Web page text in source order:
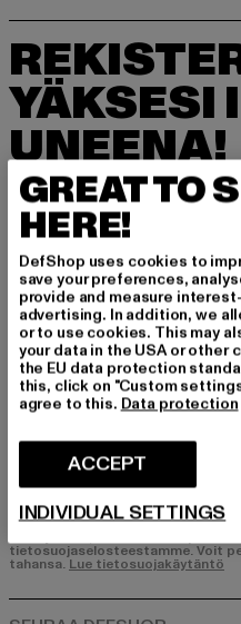
YÄKSESI
UNEENA!
Tilaa uutiskirjeemme
toa DefShopin
uksista ja
Mistä tuotteista olet
MIEHET
NAISET
SÄHKÖPOSTI
tietosuojaselosteestamme. Voit
tahansa. Lue tietosuojakäytäntö
GREAT TO
HERE!
DefShop uses cookies to
save your preferences,
provide and measure
advertising. In addition, we
or to use cookies. This may
your data in the USA or other
the EU data protection
this, click on "Custom
agree to this. Data protection
ACCEPT
INDIVIDUAL SETTINGS